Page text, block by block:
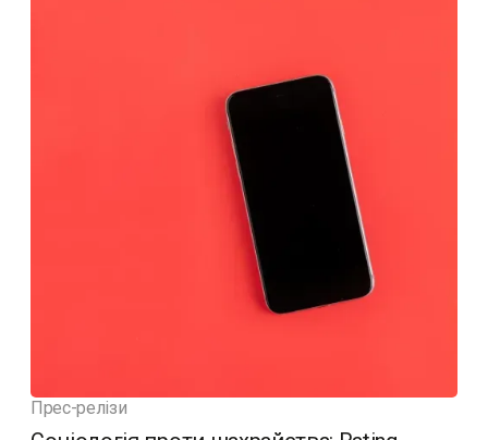
Прес-релізи